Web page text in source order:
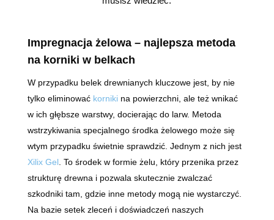
Impregnacja żelowa – najlepsza metoda
na korniki w belkach
W przypadku belek drewnianych kluczowe jest, by nie
tylko eliminować kornikina powierzchni, ale też wnikać
w ich głębsze warstwy, docierając do larw. Metoda
wstrzykiwania specjalnego środka żelowego może się
wtym przypadku świetnie sprawdzić. Jednym z nich jest
Xilix Gel. To środek w formie żelu, który przenika przez
strukturę drewna i pozwala skutecznie zwalczać
szkodniki tam, gdzie inne metody mogą nie wystarczyć.
Na bazie setek zleceń i doświadczeń naszych